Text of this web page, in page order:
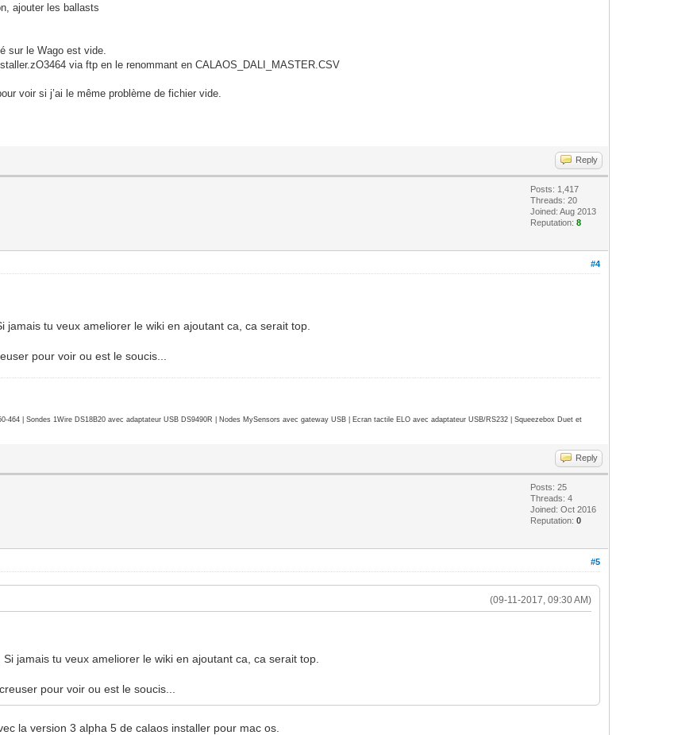
ajouter les ballasts
sur le Wago est vide.
via ftp en le renommant en CALAOS_DALI_MASTER.CSV
voir si j’ai le même problème de fichier vide.
Reply
Posts: 1,417
Threads: 20
Joined: Aug 2013
Reputation:8
#4
tu veux ameliorer le wiki en ajoutant ca, ca serait top.
pour voir ou est le soucis...
| Sondes 1Wire DS18B20 avec adaptateur USB DS9490R | Nodes MySensors avec gateway USB | Ecran tactile ELO avec adaptateur USB/RS232 | Squeezebox Duet et
Reply
Posts: 25
Threads: 4
Joined: Oct 2016
Reputation:0
#5
(09-11-2017, 09:30 AM)
jamais tu veux ameliorer le wiki en ajoutant ca, ca serait top.
pour voir ou est le soucis...
la version 3 alpha 5 de calaos installer pour mac os.